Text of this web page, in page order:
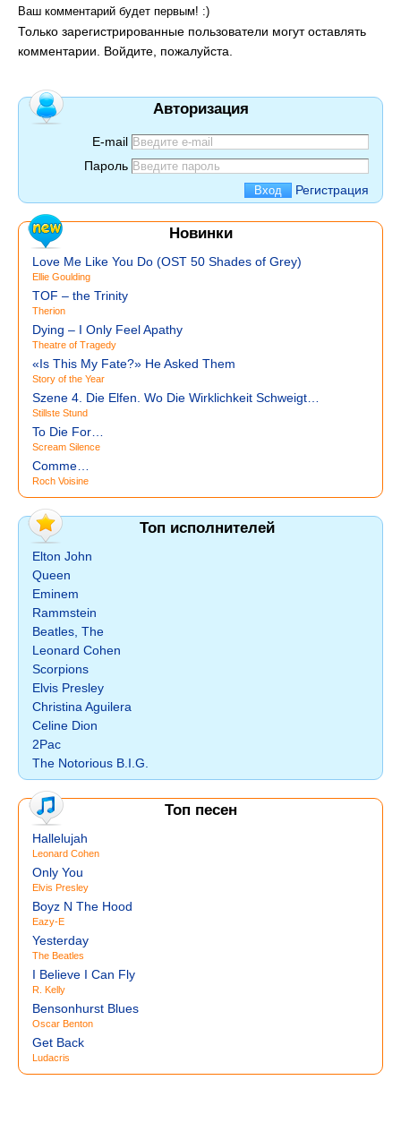
Ваш комментарий будет первым! :)
Только зарегистрированные пользователи могут оставлять
комментарии. Войдите, пожалуйста.
Авторизация
E-mail
Пароль
Регистрация
Новинки
Love Me Like You Do (OST 50 Shades of Grey)
Ellie Goulding
TOF – the Trinity
Therion
Dying – I Only Feel Apathy
Theatre of Tragedy
«Is This My Fate?» He Asked Them
Story of the Year
Szene 4. Die Elfen. Wo Die Wirklichkeit Schweigt…
Stillste Stund
To Die For…
Scream Silence
Comme…
Roch Voisine
Топ исполнителей
Elton John
Queen
Eminem
Rammstein
Beatles, The
Leonard Cohen
Scorpions
Elvis Presley
Christina Aguilera
Celine Dion
2Pac
The Notorious B.I.G.
Топ песен
Hallelujah
Leonard Cohen
Only You
Elvis Presley
Boyz N The Hood
Eazy-E
Yesterday
The Beatles
I Believe I Can Fly
R. Kelly
Bensonhurst Blues
Oscar Benton
Get Back
Ludacris